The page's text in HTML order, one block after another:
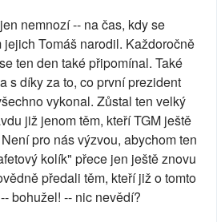
nemnozí -- na čas, kdy se
Tomáš narodil. Každoročně
ten den také připomínal. Také
s díky za to, co první prezident
vykonal. Zůstal ten velký
již jenom těm, kteří TGM ještě
pro nás výzvou, abychom ten
kolík" přece jen ještě znovu
předali těm, kteří již o tomto
bohužel! -- nic nevědí?